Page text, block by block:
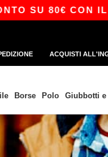
80€ CON IL
ACQUISTI
Borse Polo Giubbotti e